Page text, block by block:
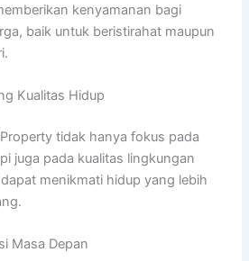
kenyamanan bagi
baik untuk beristirahat maupun
Kualitas Hidup
tidak hanya fokus pada
juga pada kualitas lingkungan
menikmati hidup yang lebih
Masa Depan